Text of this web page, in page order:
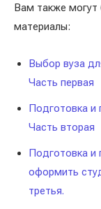
Вам также
материалы:
Выбор вуза
Часть первая
Подготовка и
Часть вторая
Подготовка и
оформить
третья.